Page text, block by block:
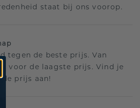
staat bij ons voorop.
tegen de beste prijs. Van
voor de laagste prijs. Vind je
de prijs aan!